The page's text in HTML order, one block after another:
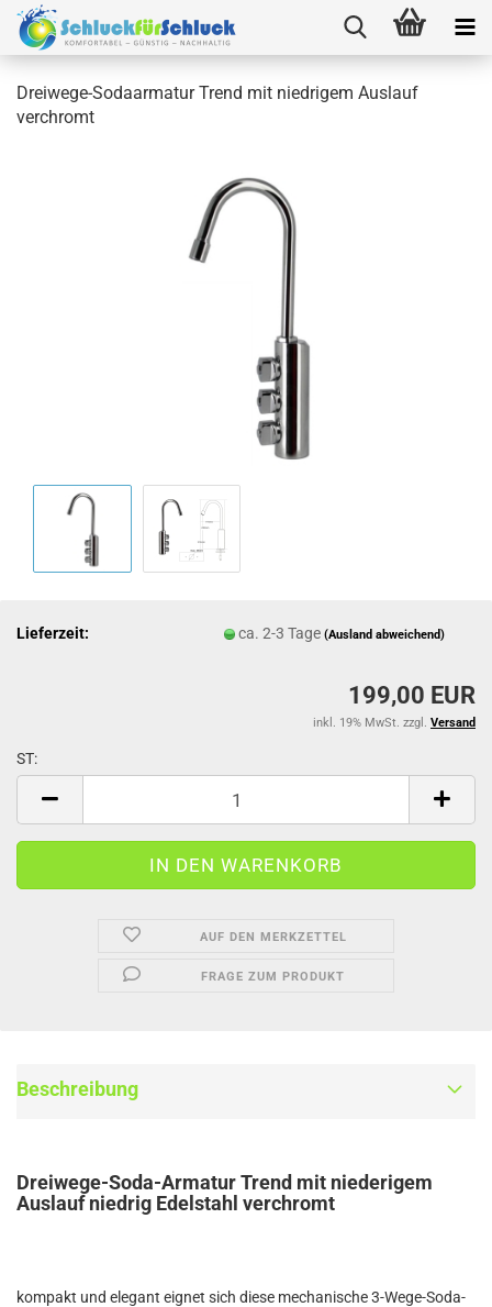
Dreiwege-Sodaarmatur Trend mit niedrigem Auslauf
verchromt
Lieferzeit: ca. 2-3 Tage(Ausland abweichend)
199,00 EUR
inkl. 19% MwSt. zzgl. Versand
ST:
AUF DEN MERKZETTEL
FRAGE ZUM PRODUKT
Beschreibung
Dreiwege-Soda-Armatur Trend mit niederigem
Auslauf niedrig Edelstahl verchromt
kompakt und elegant eignet sich diese mechanische 3-Wege-Soda-